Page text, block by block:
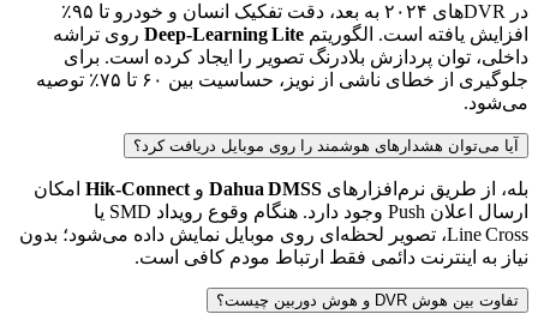
در DVRهای ۲۰۲۴ به بعد، دقت تفکیک انسان و خودرو تا ۹۵٪
افزایش یافته است. الگوریتم Deep‑Learning Lite روی تراشه
داخلی، توان پردازش بلادرنگ تصویر را ایجاد کرده است. برای
جلوگیری از خطای ناشی از نویز، حساسیت بین ۶۰ تا ۷۵٪ توصیه
می‌شود.
آیا می‌توان هشدارهای هوشمند را روی موبایل دریافت کرد؟
بله، از طریق نرم‌افزارهای Dahua DMSS و Hik‑Connect امکان
ارسال اعلان Push وجود دارد. هنگام وقوع رویداد SMD یا
Line Cross، تصویر لحظه‌ای روی موبایل نمایش داده می‌شود؛ بدون
نیاز به اینترنت دائمی فقط ارتباط مودم کافی است.
تفاوت بین هوش DVR و هوش دوربین چیست؟